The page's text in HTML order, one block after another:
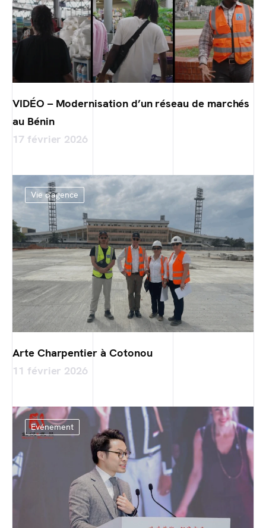
VIDÉO – Modernisation d’un réseau de marchés
au Bénin
17 février 2026
Vie d'agence
Arte Charpentier à Cotonou
11 février 2026
Evénement